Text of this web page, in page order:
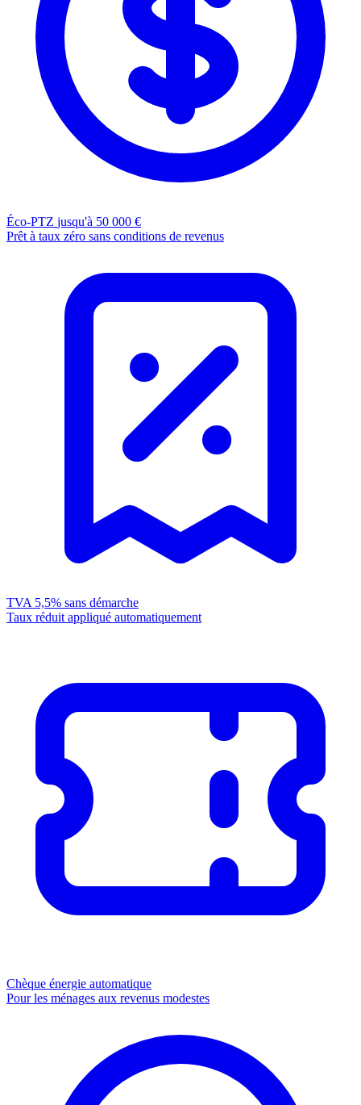
Éco-PTZ jusqu'à 50 000 €
Prêt à taux zéro sans conditions de revenus
TVA 5,5% sans démarche
Taux réduit appliqué automatiquement
Chèque énergie automatique
Pour les ménages aux revenus modestes